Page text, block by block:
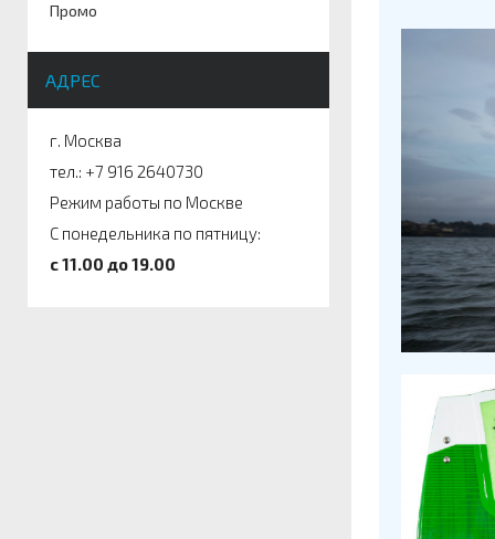
Промо
АДРЕС
г. Москва
тел.: +7 916 2640730
Режим работы по Москве
С понедельника по пятницу:
c 11.00 до 19.00